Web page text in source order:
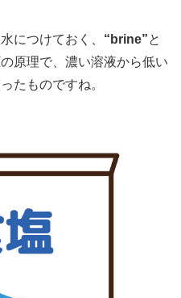
につけておく、 “brine”と
原理で、濃い溶液から低い
たものですね。